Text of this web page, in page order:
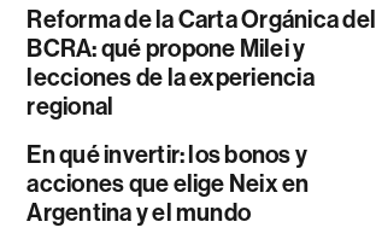
Reforma de la Carta Orgánica del
BCRA: qué propone Milei y
lecciones de la experiencia
regional
En qué invertir: los bonos y
acciones que elige Neix en
Argentina y el mundo